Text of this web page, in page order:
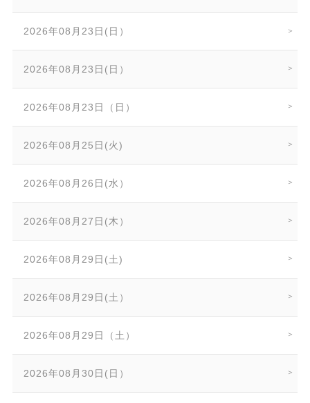
2026年08月23日(日）
2026年08月23日(日）
2026年08月23日（日）
2026年08月25日(火)
2026年08月26日(水）
2026年08月27日(木）
2026年08月29日(土)
2026年08月29日(土）
2026年08月29日（土）
2026年08月30日(日）